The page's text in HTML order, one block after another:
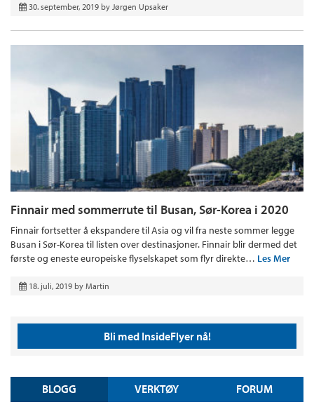
30. september, 2019 by Jørgen Upsaker
Finnair med sommerrute til Busan, Sør-Korea i 2020
Finnair fortsetter å ekspandere til Asia og vil fra neste sommer legge
Busan i Sør-Korea til listen over destinasjoner. Finnair blir dermed det
første og eneste europeiske flyselskapet som flyr direkte… Les Mer
18. juli, 2019 by Martin
Bli med InsideFlyer nå!
BLOGG VERKTØY FORUM